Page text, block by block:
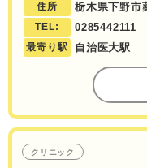
住所 栃木県下野市
TEL: 0285442111
最寄り駅 自治医大駅
クリニック